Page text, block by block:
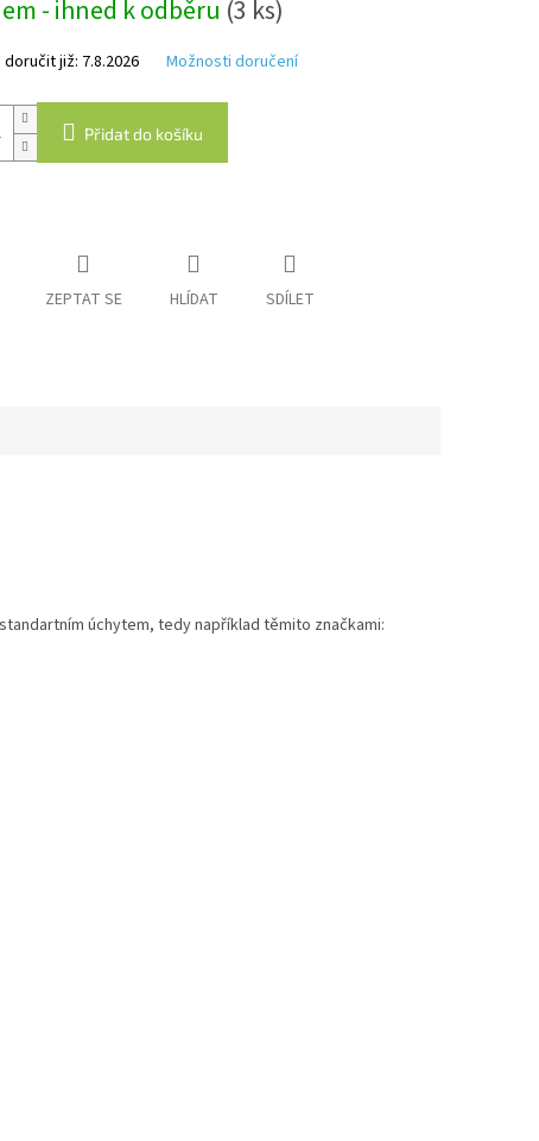
hvězdiček.
- ihned k odběru (3 ks)
doručit již: 7.8.2026 Možnosti doručení
Přidat do košíku
ZEPTAT SE HLÍDAT SDÍLET
úchytem, tedy například těmito značkami: